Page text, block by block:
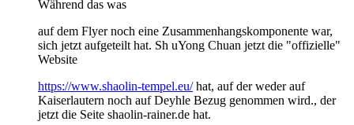
Während das was
auf dem Flyer noch eine Zusammenhangskomponente war,
sich jetzt aufgeteilt hat. Sh uYong Chuan jetzt die "offizielle"
Website
https://www.shaolin-tempel.eu/hat, auf der weder auf
Kaiserlautern noch auf Deyhle Bezug genommen wird., der
jetzt die Seite shaolin-rainer.de hat.